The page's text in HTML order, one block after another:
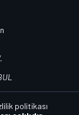
politikası